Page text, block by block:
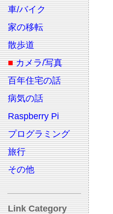
車/バイク
家の移転
散歩道
■ カメラ/写真
百年住宅の話
病気の話
Raspberry Pi
プログラミング
旅行
その他
Link Category